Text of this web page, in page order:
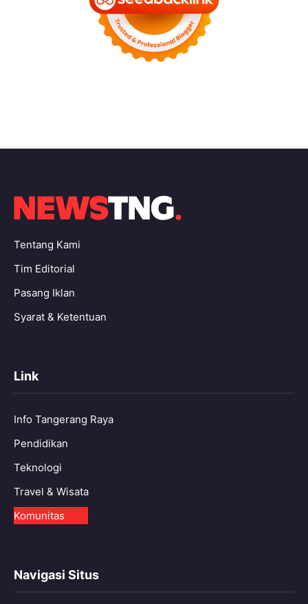
Tentang Kami
Tim Editorial
Pasang Iklan
Syarat & Ketentuan
Link
Info Tangerang Raya
Pendidikan
Teknologi
Travel & Wisata
Komunitas
Navigasi Situs